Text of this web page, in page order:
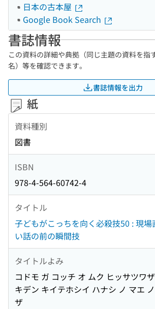
日本の古本屋
Google Book Search
書誌情報
この資料の詳細や典拠（同じ主題の資料を指
名）等を確認できます。
書誌情報を出力
紙
資料種別
図書
ISBN
978-4-564-60742-4
タイトル
子どもがこっちを向く必殺技50 : 現
い話の前の瞬間技
タイトルよみ
コドモ ガ コッチ オ ムク ヒッサツワ
キデン キイテホシイ ハナシ ノ マエ
ザ